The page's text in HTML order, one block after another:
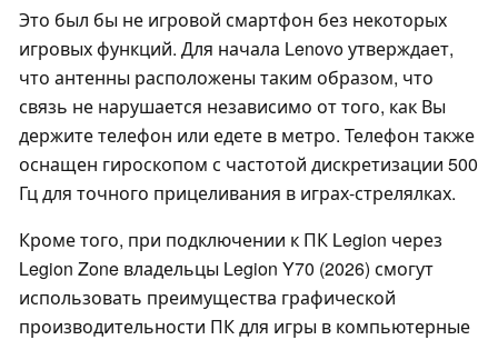
Это был бы не игровой смартфон без некоторых
игровых функций. Для начала Lenovo утверждает,
что антенны расположены таким образом, что
связь не нарушается независимо от того, как Вы
держите телефон или едете в метро. Телефон также
оснащен гироскопом с частотой дискретизации 500
Гц для точного прицеливания в играх-стрелялках.
Кроме того, при подключении к ПК Legion через
Legion Zone владельцы Legion Y70 (2026) смогут
использовать преимущества графической
производительности ПК для игры в компьютерные